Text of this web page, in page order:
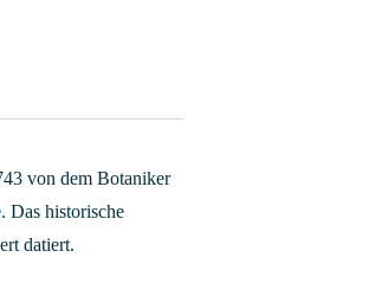
von dem Botaniker
Das historische
datiert.